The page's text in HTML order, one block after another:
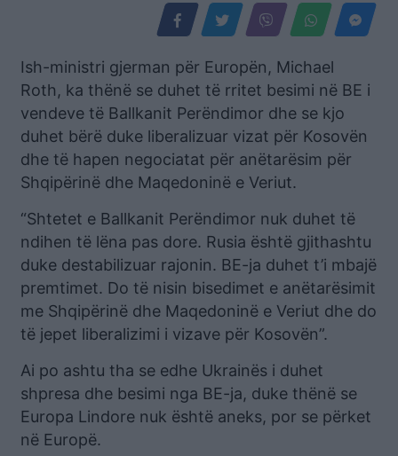
Ish-ministri gjerman për Europën, Michael
Roth, ka thënë se duhet të rritet besimi në BE i
vendeve të Ballkanit Perëndimor dhe se kjo
duhet bërë duke liberalizuar vizat për Kosovën
dhe të hapen negociatat për anëtarësim për
Shqipërinë dhe Maqedoninë e Veriut.
“Shtetet e Ballkanit Perëndimor nuk duhet të
ndihen të lëna pas dore. Rusia është gjithashtu
duke destabilizuar rajonin. BE-ja duhet t’i mbajë
premtimet. Do të nisin bisedimet e anëtarësimit
me Shqipërinë dhe Maqedoninë e Veriut dhe do
të jepet liberalizimi i vizave për Kosovën”.
Ai po ashtu tha se edhe Ukrainës i duhet
shpresa dhe besimi nga BE-ja, duke thënë se
Europa Lindore nuk është aneks, por se përket
në Europë.